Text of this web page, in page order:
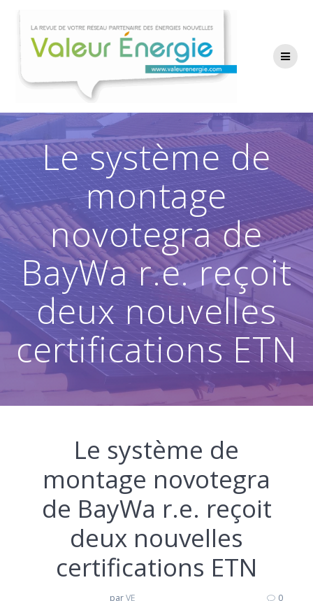
contenu
Le système de
montage
novotegra de
BayWa r.e. reçoit
deux nouvelles
certifications ETN
Le système de
montage novotegra
de BayWa r.e. reçoit
deux nouvelles
certifications ETN
parVE
0